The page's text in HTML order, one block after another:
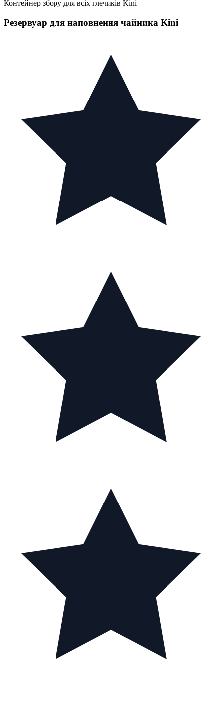
Контейнер збору для всіх глечиків Kini
Резервуар для наповнення чайника Kini